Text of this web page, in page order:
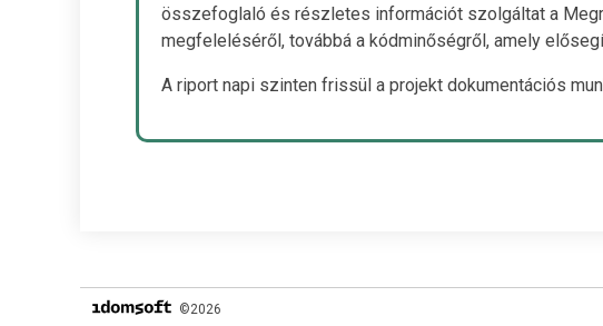
összefoglaló és részletes információt szolgáltat a
megfeleléséről, továbbá a kódminőségről, amely
A riport napi szinten frissül a projekt dokumentációs
©2026